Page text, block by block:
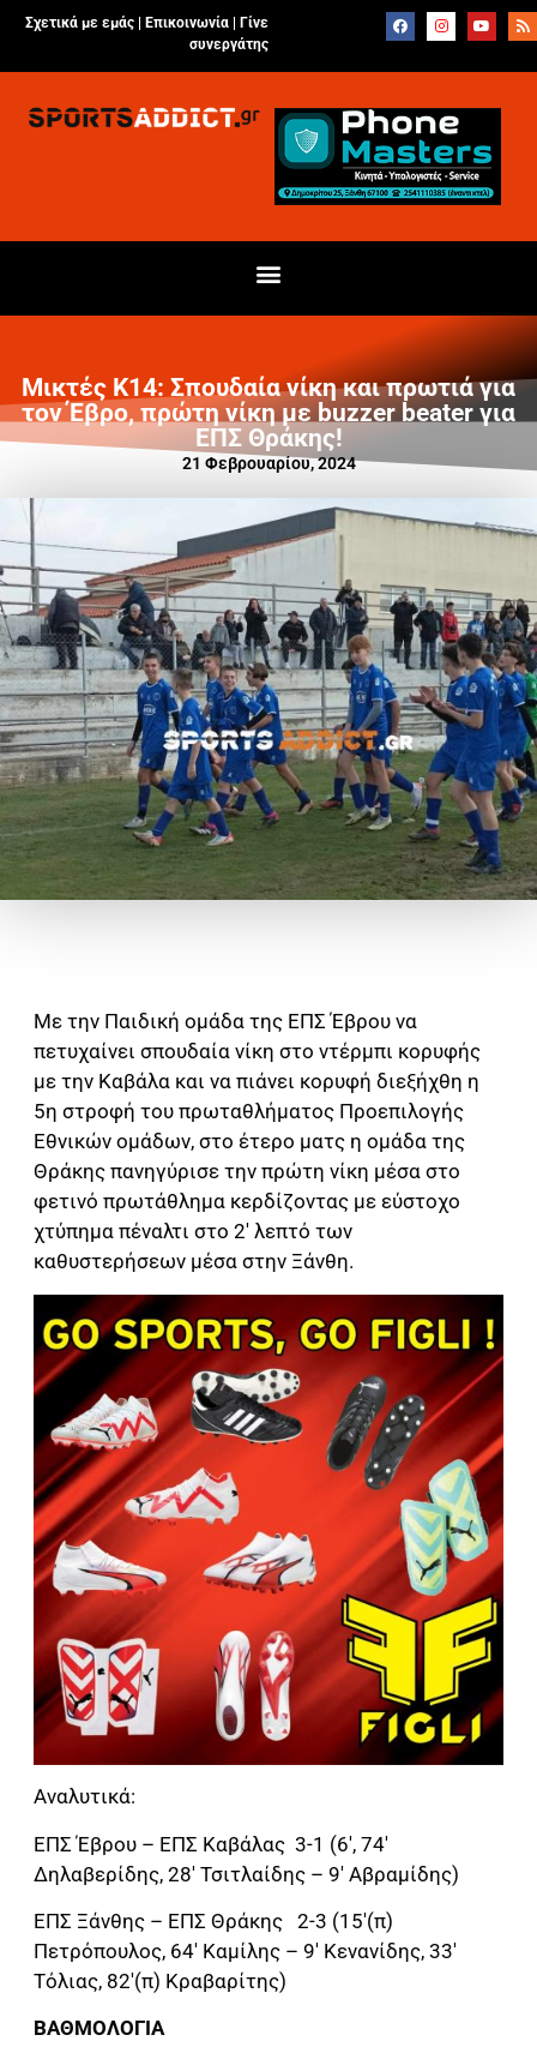
Σχετικά με εμάς | Επικοινωνία
Γίνε
συνεργάτης
Μικτές Κ14: Σπουδαία νίκη και πρωτιά για
τον Έβρο, πρώτη νίκη με buzzer beater για
ΕΠΣ Θράκης!
21 Φεβρουαρίου, 2024
Με την Παιδική ομάδα της ΕΠΣ Έβρου να
πετυχαίνει σπουδαία νίκη στο ντέρμπι κορυφής
με την Καβάλα και να πιάνει κορυφή διεξήχθη η
5η στροφή του πρωταθλήματος Προεπιλογής
Εθνικών ομάδων, στο έτερο ματς η ομάδα της
Θράκης πανηγύρισε την πρώτη νίκη μέσα στο
φετινό πρωτάθλημα κερδίζοντας με εύστοχο
χτύπημα πέναλτι στο 2′ λεπτό των
καθυστερήσεων μέσα στην Ξάνθη.
Αναλυτικά:
ΕΠΣ Έβρου – ΕΠΣ Καβάλας 3-1 (6′, 74′
Δηλαβερίδης, 28′ Τσιτλαίδης – 9′ Αβραμίδης)
ΕΠΣ Ξάνθης – ΕΠΣ Θράκης 2-3 (15′(π)
Πετρόπουλος, 64′ Καμίλης – 9′ Κενανίδης, 33′
Τόλιας, 82′(π) Κραβαρίτης)
ΒΑΘΜΟΛΟΓΙΑ